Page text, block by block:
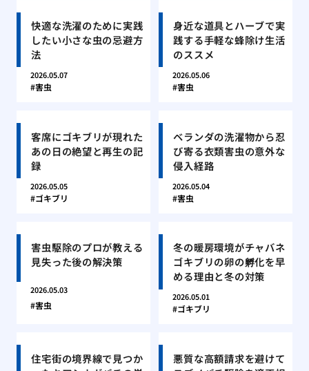
快適な洗濯のために実践
したい小さな虫の忌避方
法
2026.05.07
害虫
身近な道具とハーブで実
践する手軽な蜂除け生活
のススメ
2026.05.06
害虫
客席にゴキブリが現れた
あの日の絶望と再生の記
録
2026.05.05
ゴキブリ
ベランダの洗濯物から忍
び寄る衣類害虫の意外な
侵入経路
2026.05.04
害虫
害虫駆除のプロが教える
見失った後の解決策
2026.05.03
害虫
冬の暖房環境がチャバネ
ゴキブリの卵の孵化を早
める理由と冬の対策
2026.05.01
ゴキブリ
住宅街の境界線で見つか
悪質な高額請求を避けて